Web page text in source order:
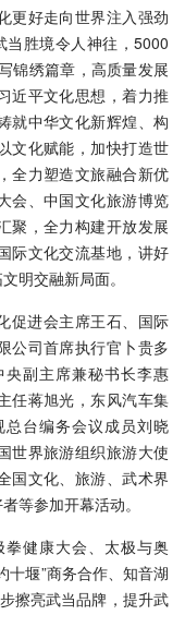
更好走向世界注入强劲
胜境令人神往，5000
锦绣篇章，高质量发展
近平文化思想，着力推
就中华文化新辉煌、构
文化赋能，加快打造世
全力塑造文旅融合新优
会、中国文化旅游博览
聚，全力构建开放发展
际文化交流基地，讲好
明交融新局面。
促进会主席王石、国际
公司首席执行官卜贵多
副主席兼秘书长李惠
任蒋旭光，东风汽车集
台编务会议成员刘晓
世界旅游组织旅游大使
国文化、旅游、武术界
等参加开幕活动。
健康大会、太极与奥
十堰”商务合作、知音湖
擦亮武当品牌，提升武